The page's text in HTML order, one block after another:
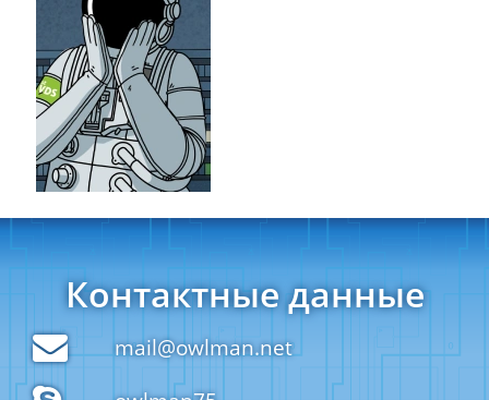
Контактные данные
mail@owlman.net